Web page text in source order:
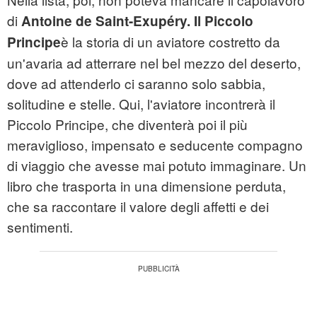
di Antoine de Saint-Exupéry. Il Piccolo
Principeè la storia di un aviatore costretto da
un'avaria ad atterrare nel bel mezzo del deserto,
dove ad attenderlo ci saranno solo sabbia,
solitudine e stelle. Qui, l'aviatore incontrerà il
Piccolo Principe, che diventerà poi il più
meraviglioso, impensato e seducente compagno
di viaggio che avesse mai potuto immaginare. Un
libro che trasporta in una dimensione perduta,
che sa raccontare il valore degli affetti e dei
sentimenti.